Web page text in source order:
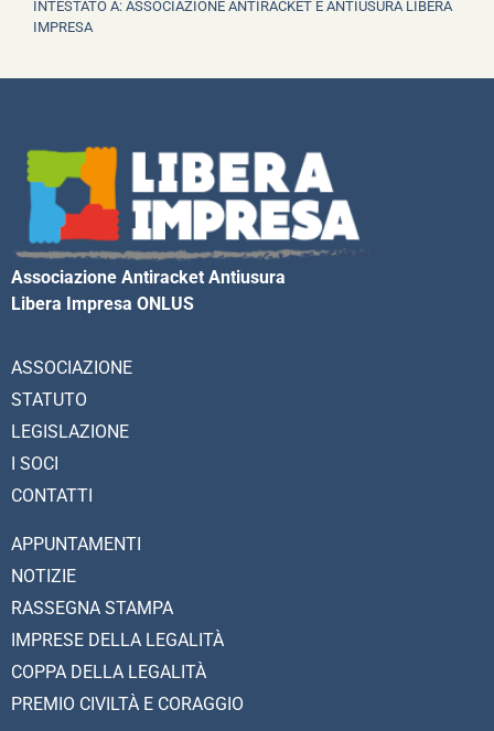
INTESTATO A: ASSOCIAZIONE ANTIRACKET E ANTIUSURA LIBERA
IMPRESA
Associazione Antiracket Antiusura
Libera Impresa ONLUS
ASSOCIAZIONE
STATUTO
LEGISLAZIONE
I SOCI
CONTATTI
APPUNTAMENTI
NOTIZIE
RASSEGNA STAMPA
IMPRESE DELLA LEGALITÀ
COPPA DELLA LEGALITÀ
PREMIO CIVILTÀ E CORAGGIO